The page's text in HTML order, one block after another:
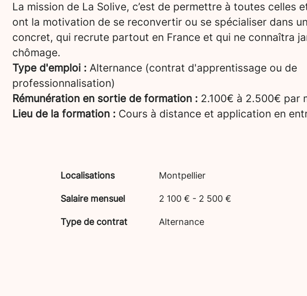
La mission de La Solive, c’est de permettre à toutes celles
ont la motivation de se reconvertir ou se spécialiser dans
concret, qui recrute partout en France et qui ne connaîtra
chômage.
Type d'emploi : Alternance (contrat d'apprentissage ou de
professionnalisation)
Rémunération en sortie de formation : 2.100€ à 2.500€ par
Lieu de la formation : Cours à distance et application en
Localisations Montpellier
Salaire mensuel 2 100 € - 2 500 €
Type de contrat Alternance